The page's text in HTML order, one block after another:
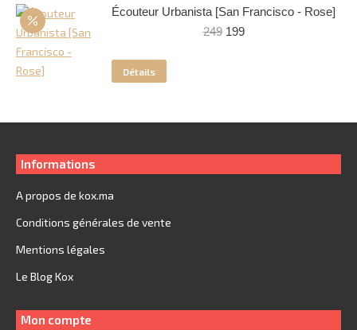
Écouteur Urbanista [San Francisco - Rose]
249 Le
199Le
Détails
Informations
A propos de kox.ma
Conditions générales de vente
Mentions légales
Le Blog Kox
Mon compte